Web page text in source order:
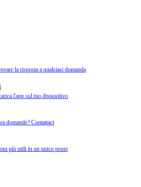
la risposta a qualsiasi domanda
l'app sul tuo dispositivo
domande? Contattaci
più utili in un unico posto